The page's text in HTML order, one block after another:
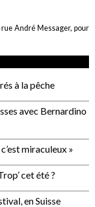
André Messager, pour
à la pêche
avec Bernardino
miraculeux »
cet été ?
en Suisse